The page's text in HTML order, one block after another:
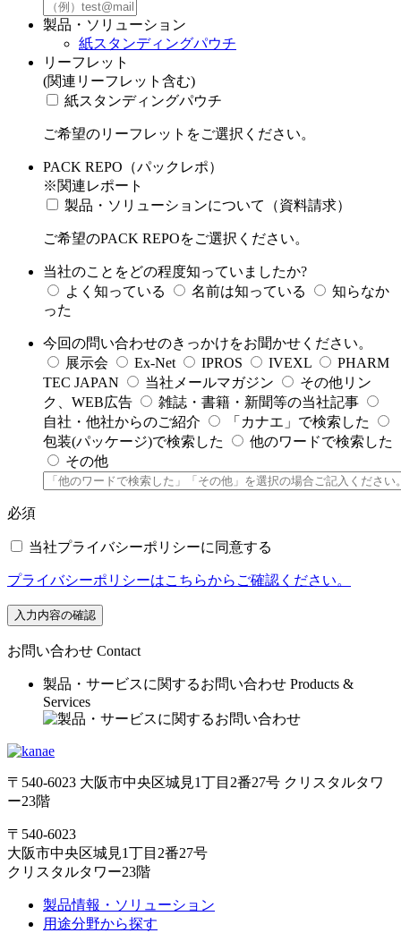
製品・ソリューション
紙スタンディングパウチ
リーフレット
(関連リーフレット含む)
紙スタンディングパウチ
ご希望のリーフレットをご選択ください。
PACK REPO（パックレポ）
※関連レポート
製品・ソリューションについて（資料請求）
ご希望のPACK REPOをご選択ください。
当社のことをどの程度知っていましたか?
よく知っている
名前は知っている
知らなか
った
今回の問い合わせのきっかけをお聞かせください。
展示会
Ex-Net IPROS IVEXL
PHARM
TEC JAPAN
当社メールマガジン
その他リン
ク、WEB広告
雑誌・書籍・新聞等の当社記事
自社・他社からのご紹介
「カナエ」で検索した
包装(パッケージ)で検索した
他のワードで検索した
その他
必須
当社プライバシーポリシーに同意する
プライバシーポリシーはこちらからご確認ください。
入力内容の確認
お問い合わせ Contact
製品・サービスに関するお問い合わせ Products &
Services
〒540-6023 大阪市中央区城見1丁目2番27号 クリスタルタワ
ー23階
〒540-6023
大阪市中央区城見1丁目2番27号
クリスタルタワー23階
製品情報・ソリューション
用途分野から探す